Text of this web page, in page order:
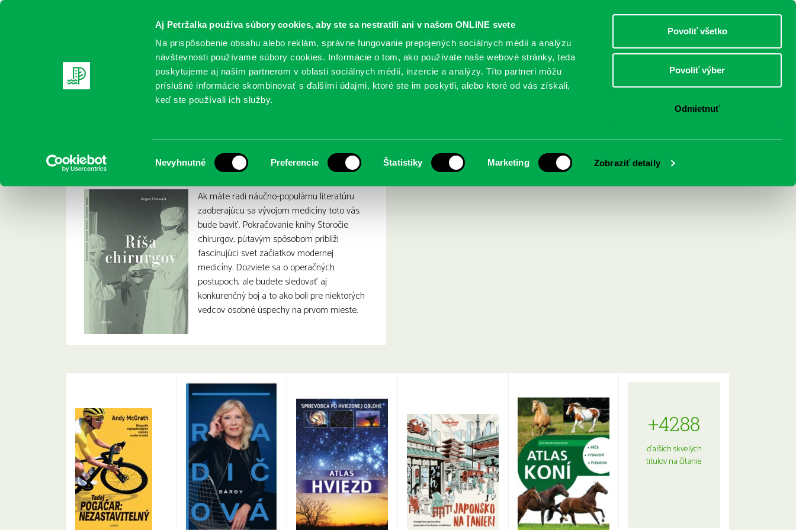
Aj Petržalka používa súbory cookies, aby ste sa nestratili ani v našom ONLINE svete
Na prispôsobenie obsahu alebo reklám, správne fungovanie prepojených sociálnych médií a analýzu
návštevnosti používame súbory cookies. Informácie o tom, ako používate naše webové stránky, teda
poskytujeme aj našim partnerom v oblasti sociálnych médií, inzercie a analýzy. Títo partneri môžu
príslušné informácie skombinovať s ďalšími údajmi, ktoré ste im poskytli, alebo ktoré od vás získali,
keď ste používali ich služby.
súhlasu
Nevyhnutné Preferencie Štatistiky Marketing Zobraziť detaily
Povoliť všetko
Povoliť výber
Odmietnuť
DOSPELÍ
REGISTRUJTE SA ONLINE KATALÓGY SLUŽBY PODUJATIA POBOČKY O KNIŽNICI
Thorwald, Jürgen: Ríša chirurgov
Ak máte radi náučno-populárnu literatúru
zaoberajúcu sa vývojom medicíny toto vás
bude baviť. Pokračovanie knihy Storočie
chirurgov, pútavým spôsobom priblíži
fascinujúci svet začiatkov modernej
medicíny. Dozviete sa o operačných
postupoch, ale budete sledovať aj
konkurenčný boj a to ako boli pre niektorých
vedcov osobné úspechy na prvom mieste.
+4288
ďalších skvelých
titulov na čítanie